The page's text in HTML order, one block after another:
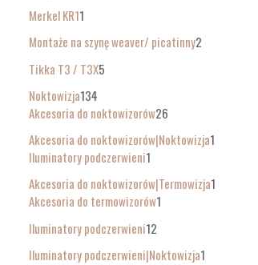
Merkel KR11
Montaże na szynę weaver/ picatinny2
Tikka T3 / T3X5
Noktowizja134
Akcesoria do noktowizorów26
Akcesoria do noktowizorów|Noktowizja1
Iluminatory podczerwieni1
Akcesoria do noktowizorów|Termowizja1
Akcesoria do termowizorów1
Iluminatory podczerwieni12
Iluminatory podczerwieni|Noktowizja1